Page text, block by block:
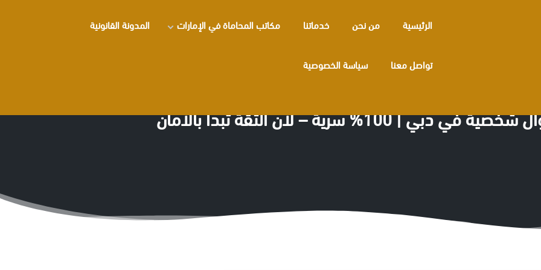
الرئيسية من نحن خدماتنا مكاتب المحاماة في الإمارات المدونة القانونية
تواصل معنا سياسة الخصوصية
100% سرية – لأن الثقة تبدأ بالأمان